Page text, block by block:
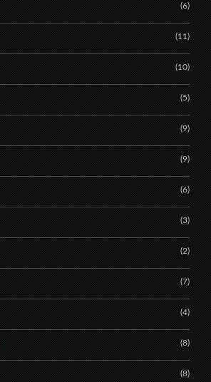
(6)
(11)
(10)
(5)
(9)
(9)
(6)
(3)
(2)
(7)
(4)
(8)
(8)